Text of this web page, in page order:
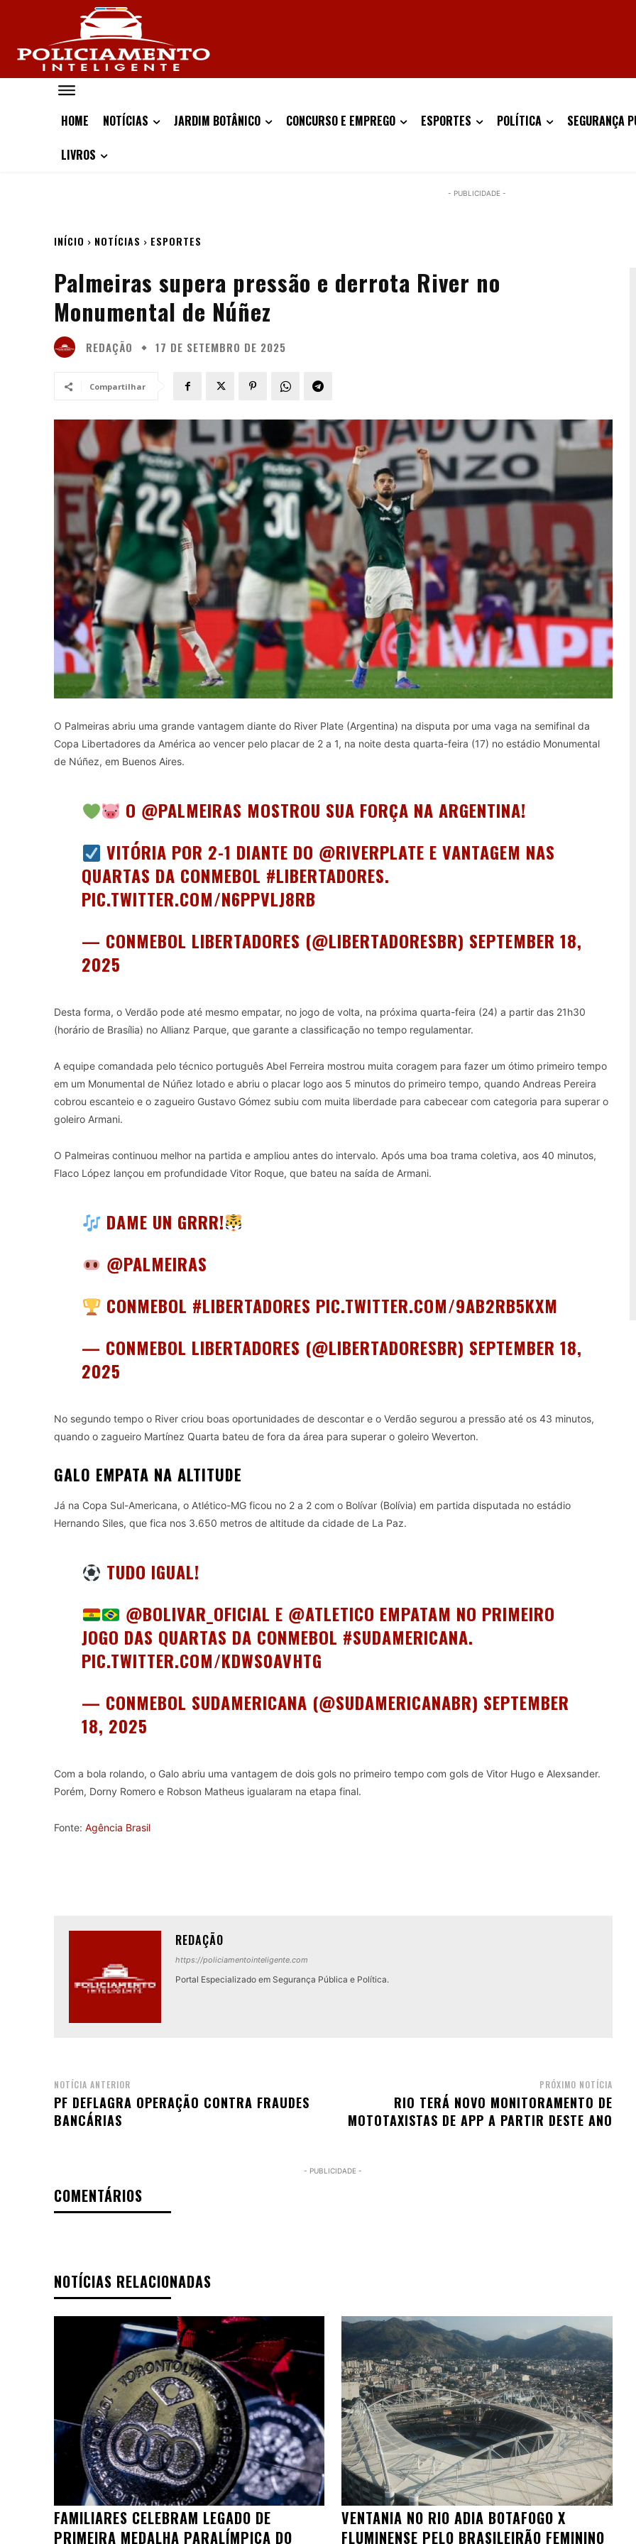
HOME NOTÍCIAS JARDIM BOTÂNICO CONCURSO E EMPREGO ESPORTES POLÍTICA SEGURANÇA
LIVROS
- PUBLICIDADE -
INÍCIO NOTÍCIAS ESPORTES
Palmeiras supera pressão e derrota River no
Monumental de Núñez
REDAÇÃO 17 DE SETEMBRO DE 2025
Compartilhar
O Palmeiras abriu uma grande vantagem diante do River Plate (Argentina) na disputa por uma vaga na semifinal da
Copa Libertadores da América ao vencer pelo placar de 2 a 1, na noite desta quarta-feira (17) no estádio Monumental
de Núñez, em Buenos Aires.
O @PALMEIRAS MOSTROU SUA FORÇA NA ARGENTINA!
VITÓRIA POR 2-1 DIANTE DO @RIVERPLATE E VANTAGEM NAS
QUARTAS DA CONMEBOL #LIBERTADORES.
PIC.TWITTER.COM/N6PPVLJ8RB
— CONMEBOL LIBERTADORES (@LIBERTADORESBR) SEPTEMBER 18,
2025
Desta forma, o Verdão pode até mesmo empatar, no jogo de volta, na próxima quarta-feira (24) a partir das 21h30
(horário de Brasília) no Allianz Parque, que garante a classificação no tempo regulamentar.
A equipe comandada pelo técnico português Abel Ferreira mostrou muita coragem para fazer um ótimo primeiro tempo
em um Monumental de Núñez lotado e abriu o placar logo aos 5 minutos do primeiro tempo, quando Andreas Pereira
cobrou escanteio e o zagueiro Gustavo Gómez subiu com muita liberdade para cabecear com categoria para superar o
goleiro Armani.
O Palmeiras continuou melhor na partida e ampliou antes do intervalo. Após uma boa trama coletiva, aos 40 minutos,
Flaco López lançou em profundidade Vitor Roque, que bateu na saída de Armani.
DAME UN GRRR!
@PALMEIRAS
CONMEBOL #LIBERTADORES PIC.TWITTER.COM/9AB2RB5KXM
— CONMEBOL LIBERTADORES (@LIBERTADORESBR) SEPTEMBER 18,
2025
No segundo tempo o River criou boas oportunidades de descontar e o Verdão segurou a pressão até os 43 minutos,
quando o zagueiro Martínez Quarta bateu de fora da área para superar o goleiro Weverton.
GALO EMPATA NA ALTITUDE
Já na Copa Sul-Americana, o Atlético-MG ficou no 2 a 2 com o Bolívar (Bolívia) em partida disputada no estádio
Hernando Siles, que fica nos 3.650 metros de altitude da cidade de La Paz.
TUDO IGUAL!
@BOLIVAR_OFICIAL E @ATLETICO EMPATAM NO PRIMEIRO
JOGO DAS QUARTAS DA CONMEBOL #SUDAMERICANA.
PIC.TWITTER.COM/KDWS0AVHTG
— CONMEBOL SUDAMERICANA (@SUDAMERICANABR) SEPTEMBER
18, 2025
Com a bola rolando, o Galo abriu uma vantagem de dois gols no primeiro tempo com gols de Vitor Hugo e Alexsander.
Porém, Dorny Romero e Robson Matheus igualaram na etapa final.
Fonte: Agência Brasil
REDAÇÃO
https://policiamentointeligente.com
Portal Especializado em Segurança Pública e Política.
NOTÍCIA ANTERIOR
PF DEFLAGRA OPERAÇÃO CONTRA FRAUDES
BANCÁRIAS
PRÓXIMO NOTÍCIA
RIO TERÁ NOVO MONITORAMENTO DE
MOTOTAXISTAS DE APP A PARTIR DESTE ANO
- PUBLICIDADE -
COMENTÁRIOS
NOTÍCIAS RELACIONADAS
FAMILIARES CELEBRAM LEGADO DE
PRIMEIRA MEDALHA PARALÍMPICA DO
VENTANIA NO RIO ADIA BOTAFOGO X
FLUMINENSE PELO BRASILEIRÃO FEMININO